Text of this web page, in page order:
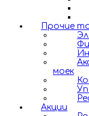
Прочие
моек
Акции